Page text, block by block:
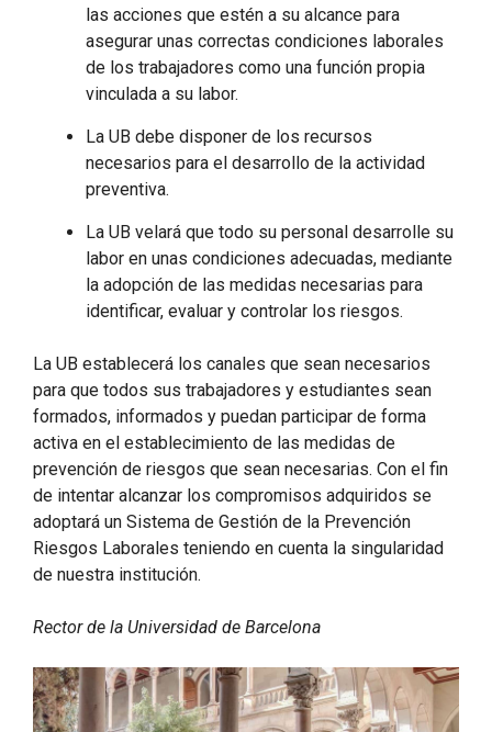
las acciones que estén a su alcance para
asegurar unas correctas condiciones laborales
de los trabajadores como una función propia
vinculada a su labor.
La UB debe disponer de los recursos
necesarios para el desarrollo de la actividad
preventiva.
La UB velará que todo su personal desarrolle su
labor en unas condiciones adecuadas, mediante
la adopción de las medidas necesarias para
identificar, evaluar y controlar los riesgos.
La UB establecerá los canales que sean necesarios
para que todos sus trabajadores y estudiantes sean
formados, informados y puedan participar de forma
activa en el establecimiento de las medidas de
prevención de riesgos que sean necesarias. Con el fin
de intentar alcanzar los compromisos adquiridos se
adoptará un Sistema de Gestión de la Prevención
Riesgos Laborales teniendo en cuenta la singularidad
de nuestra institución.
Rector de la Universidad de Barcelona